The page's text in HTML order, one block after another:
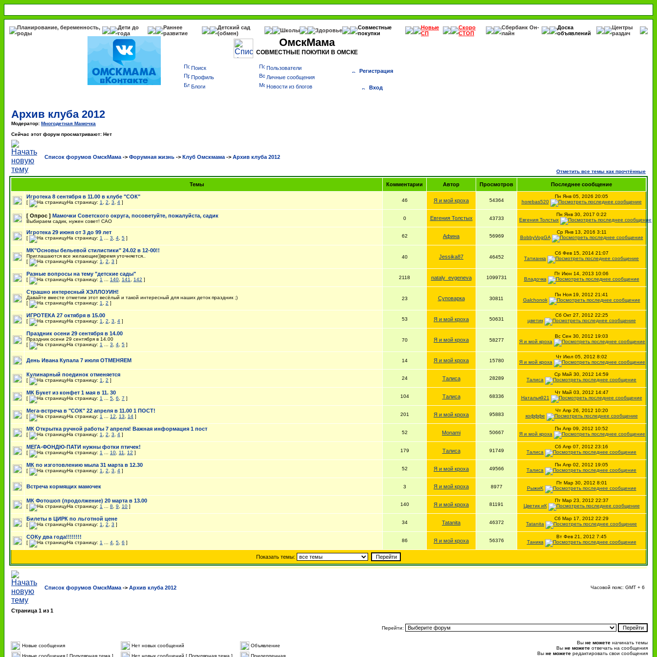
Планирование, беременность,
роды
Дети до
года
Раннее
развитие
Детский сад
(обмен)
Школы Здоровье
Совместные
покупки
Новые
СП
Скоро
СТОП
Сбербанк Он-
лайн
Доска
объявлений
Центры
раздач
ОмскМама
СОВМЕСТНЫЕ ПОКУПКИ В ОМСКЕ
Поиск
Пользователи
Профиль
Личные сообщения
Блоги
Новости из блогов
Регистрация
Вход
Архив клуба 2012
Модератор: Многодетная Мамочка
Сейчас этот форум просматривают: Нет
Список форумов ОмскМама -> Форумная жизнь -> Клуб Омскмама -> Архив клуба 2012
Отметить все темы как прочтённые
Темы Комментарии Автор Просмотров Последнее сообщение
Игротека 8 сентября в 11.00 в клубе "СОК"
[ На страницу: 1 2 3 4 ] 46 Я и мой кроха 54364
Пн Янв 05, 2026 20:05
horebas520
[ Опрос ] Мамочки Советского округа, посоветуйте, пожалуйста, садик
Выбираем садик, нужен совет! САО
0 Евгения Толстых 43733
Пн Янв 30, 2017 0:22
Евгения Толстых
Игротека 29 июня от 3 до 99 лет
[ На страницу: 1 3 4 5 ] 62 Афина 56969
Ср Янв 13, 2016 3:11
BobbyVogGA
МК"Основы бельевой стилистики" 24.02 в 12-00!!
Приглашаются все желающие))время уточняется..
[
На страницу: 1 2 3 ]
40 Jessika87 46452
Сб Фев 15, 2014 21:07
Татианка
Разные вопросы на тему "детские сады"
[ На страницу: 1 140 141 142 ] 2118 nataly_evgeneva 1099731
Пт Июн 14, 2013 10:06
Владочка
Страшно интересный ХЭЛЛОУИН!
Давайте вместе отметим этот весёлый и такой интересный для наших деток праздник ;)
[
На страницу: 1 2 ]
23 Суповарка 30811
Пн Ноя 19, 2012 21:41
Galchonok
ИГРОТЕКА 27 октября в 15.00
[ На страницу: 1 2 3 4 ] 53 Я и мой кроха 50631
Сб Окт 27, 2012 22:25
цветик
Праздник осени 29 сентября в 14.00
Праздник осени 29 сентября в 14.00
[
На страницу: 1 3 4 5 ]
70 Я и мой кроха 58277
Вс Сен 30, 2012 19:03
Я и мой кроха
День Ивана Купала 7 июля ОТМЕНЯЕМ 14 Я и мой кроха 15780
Чт Июл 05, 2012 8:02
Я и мой кроха
Кулинарный поединок отменяется
[ На страницу: 1 2 ] 24 Талиса 28289
Ср Май 30, 2012 14:59
Талиса
МК Букет из конфет 1 мая в 11. 30
[ На страницу: 1 5 6 7 ] 104 Талиса 68336
Чт Май 03, 2012 14:47
Наталья921
Мега-встреча в "СОК" 22 апреля в 11.00 1 ПОСТ!
[ На страницу: 1 12 13 14 ] 201 Я и мой кроха 95883
Чт Апр 26, 2012 10:20
кофффе
МК Открытка ручной работы 7 апреля! Важная информация 1 пост
[ На страницу: 1 2 3 4 ] 52 Monami 50667
Пн Апр 09, 2012 10:52
Я и мой кроха
МЕГА-ФОНДЮ-ПАТИ нужны фотки птичек!
[ На страницу: 1 10 11 12 ] 179 Талиса 91749
Сб Апр 07, 2012 23:16
Талиса
МК по изготовлению мыла 31 марта в 12.30
[ На страницу: 1 2 3 4 ] 52 Я и мой кроха 49566
Пн Апр 02, 2012 19:05
Талиса
Встреча кормящих мамочек 3 Я и мой кроха 8977
Пт Мар 30, 2012 8:01
РыжиK
МК Фотошоп (продолжение) 20 марта в 13.00
[ На страницу: 1 8 9 10 ] 140 Я и мой кроха 81191
Пт Мар 23, 2012 22:37
Цветик иК
Билеты в ЦИРК по льготной цене
[ На страницу: 1 2 3 ] 34 Tatanita 46372
Сб Мар 17, 2012 22:29
Tatanita
СОКу два года!!!!!!!!
[ На страницу: 1 4 5 6 ] 86 Я и мой кроха 56376
Вт Фев 21, 2012 7:45
Таника
Показать темы:
Список форумов ОмскМама -> Архив клуба 2012 Часовой пояс: GMT + 6
Страница 1 из 1
Перейти:
Новые сообщения Нет новых сообщений
Объявление
Новые сообщения [ Популярная тема ]
Нет новых сообщений [ Популярная тема ] Прилепленная
Вы не можете начинать темы
Вы не можете отвечать на сообщения
Вы не можете редактировать свои сообщения